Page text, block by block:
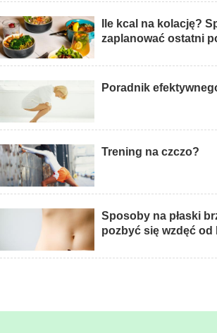
Ile kcal na kolację?
zaplanować ostatni
Poradnik
Trening na czczo?
Sposoby na płaski
pozbyć się wzdęć od